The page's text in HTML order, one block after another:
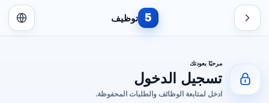
5 توظيف
مرحبًا بعودتك
تسجيل الدخول
ادخل لمتابعة الوظائف والطلبات المحفوظة.